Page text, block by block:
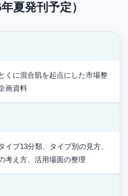
夏発刊予定）
くに混合肌を起点にした市場整
画資料
イプ13分類、タイプ別の見方、
考え方、活用場面の整理